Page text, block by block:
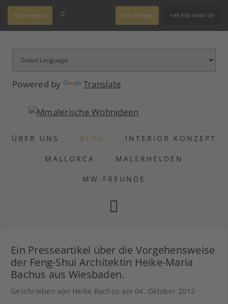
Powered by Translate
Rezensionen Ihre Anfrage +49 800 4040100
ÜBER UNS BLOG INTERIOR KONZEPT
MALLORCA MALERHELDEN
MW-FREUNDE
Ein Presseartikel über die Vorgehensweise
der Feng-Shui Architektin Heike-Maria
Bachus aus Wiesbaden.
Geschrieben von Heike Bachus am 04. Oktober 2012